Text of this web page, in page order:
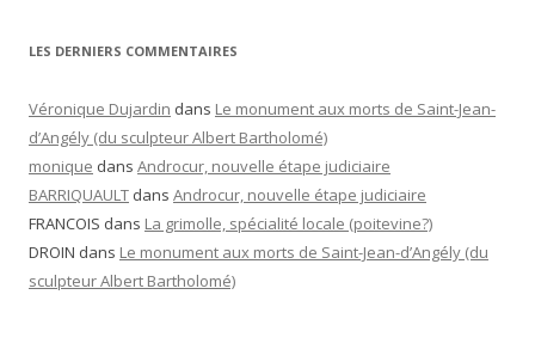
LES DERNIERS COMMENTAIRES
Véronique Dujardin dans Le monument aux morts de Saint-Jean-
d’Angély (du sculpteur Albert Bartholomé)
monique dans Androcur, nouvelle étape judiciaire
BARRIQUAULT dans Androcur, nouvelle étape judiciaire
FRANCOIS dans La grimolle, spécialité locale (poitevine?)
DROIN dans Le monument aux morts de Saint-Jean-d’Angély (du
sculpteur Albert Bartholomé)